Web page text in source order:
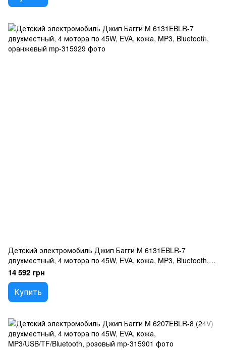
Детский электромобиль Джип Багги M 6131EBLR-7
двухместный, 4 мотора по 45W, EVA, кожа, MP3, Bluetooth,
оранжевый
14 592 грн
Купить